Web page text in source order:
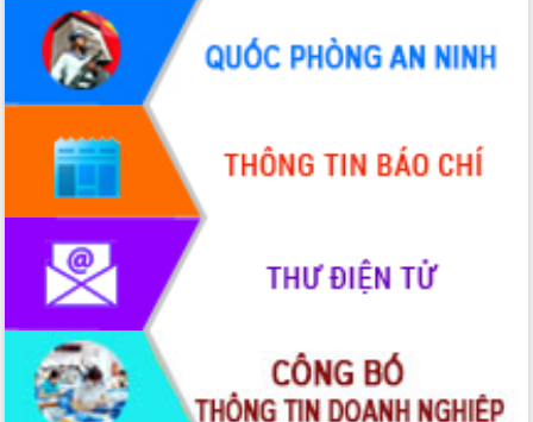
Phó Bí thư Tỉnh ủy Đắk Lắk Đỗ Hữu
Huy giữ chức Bí thư Đảng ủy Ủy Ban
Nhân dân tỉnh
Bệnh án điện tử thúc đẩy chuyển đổi
số y tế tại Đắk Lắk
Chuyển đổi số thư viện: Mở rộng
không gian tri thức trong thời đại số
Đánh giá, rút kinh nghiệm công tác tổ
chức diễn tập trước ngày bầu cử
Chương trình “Gặp gỡ hữu nghị –
Friendship Meeting New Year 2026”
Bầu cử Quốc hội và HĐND: Cử tri Đắk
Lắk gửi gắm niềm tin, kỳ vọng vào lá
phiếu
Đắk Lắk sẵn sàng các điều kiện cho
Ngày hội bầu cử đại biểu Quốc hội